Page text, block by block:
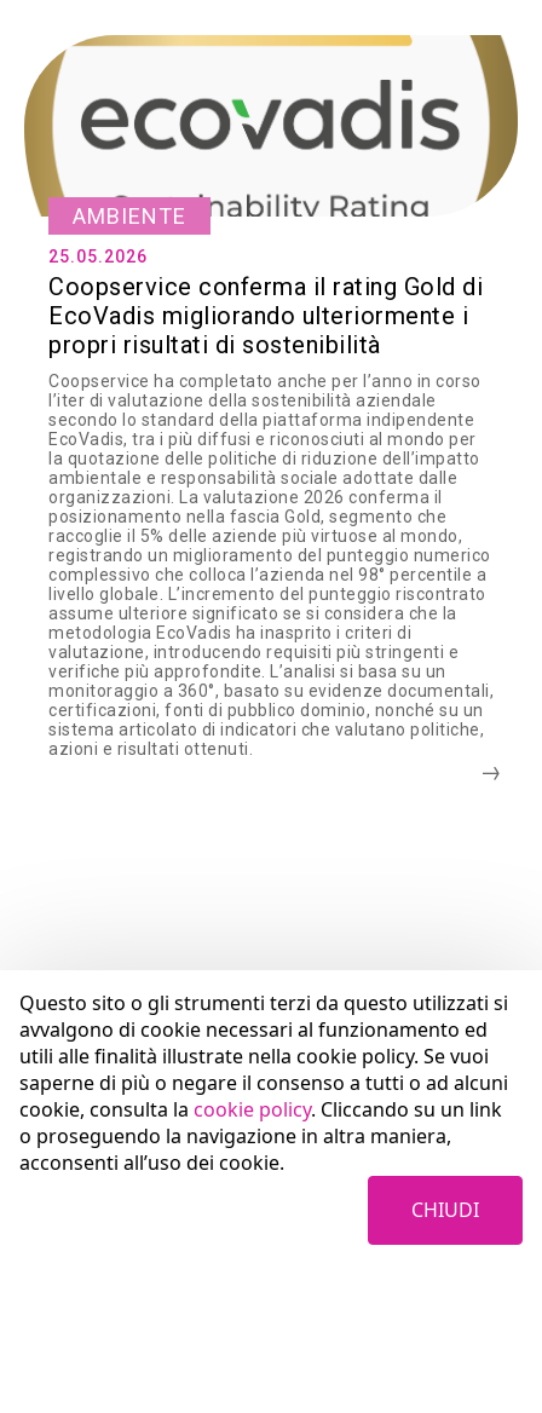
Questo sito o gli strumenti terzi da questo utilizzati si
avvalgono di cookie necessari al funzionamento ed
utili alle finalità illustrate nella cookie policy. Se vuoi
saperne di più o negare il consenso a tutti o ad alcuni
cookie, consulta la cookie policy. Cliccando su un link
o proseguendo la navigazione in altra maniera,
acconsenti all’uso dei cookie.
CHIUDI
AMBIENTE
25.05.2026
Coopservice conferma il rating Gold di
EcoVadis migliorando ulteriormente i
propri risultati di sostenibilità
Coopservice ha completato anche per l’anno in corso
l’iter di valutazione della sostenibilità aziendale
secondo lo standard della piattaforma indipendente
EcoVadis, tra i più diffusi e riconosciuti al mondo per
la quotazione delle politiche di riduzione dell’impatto
ambientale e responsabilità sociale adottate dalle
organizzazioni. La valutazione 2026 conferma il
posizionamento nella fascia Gold, segmento che
raccoglie il 5% delle aziende più virtuose al mondo,
registrando un miglioramento del punteggio numerico
complessivo che colloca l’azienda nel 98° percentile a
livello globale. L’incremento del punteggio riscontrato
assume ulteriore significato se si considera che la
metodologia EcoVadis ha inasprito i criteri di
valutazione, introducendo requisiti più stringenti e
verifiche più approfondite. L’analisi si basa su un
monitoraggio a 360°, basato su evidenze documentali,
certificazioni, fonti di pubblico dominio, nonché su un
sistema articolato di indicatori che valutano politiche,
azioni e risultati ottenuti.